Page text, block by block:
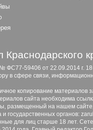
ФС77-59406 от 22.09.2014 г.
в сфере связи,
копирование материалов
сайта необходима
размещенный на нашем
государственных органов:
для лиц старше 18 лет.